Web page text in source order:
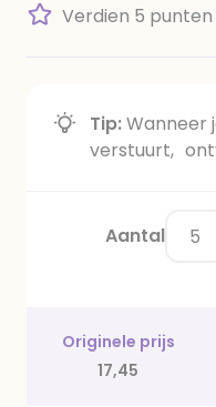
Verdien 5
Tip:Wanneer
verstuurt,
Aantal
Originele prijs
17,45